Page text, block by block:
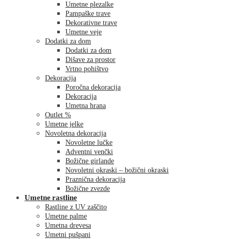
Umetne plezalke
Pampaške trave
Dekorativne trave
Umetne veje
Dodatki za dom
Dodatki za dom
Dišave za prostor
Vrtno pohištvo
Dekoracija
Poročna dekoracija
Dekoracija
Umetna hrana
Outlet %
Umetne jelke
Novoletna dekoracija
Novoletne lučke
Adventni venčki
Božične girlande
Novoletni okraski – božični okraski
Praznična dekoracija
Božične zvezde
Umetne rastline
Rastline z UV zaščito
Umetne palme
Umetna drevesa
Umetni pušpani